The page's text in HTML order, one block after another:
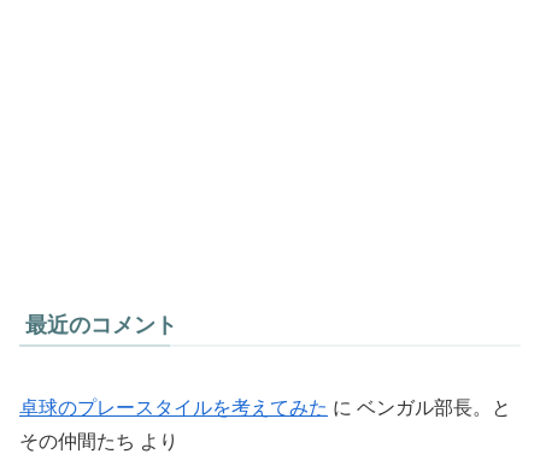
最近のコメント
卓球のプレースタイルを考えてみた に ベンガル部長。と
その仲間たち より